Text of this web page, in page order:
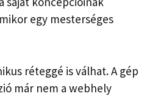
egy mesterséges
réteggé is válhat. A gép
már nem a webhely